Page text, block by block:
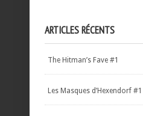
ARTICLES RÉCENTS
The Hitman’s Fave #1
Les Masques d’Hexendorf #1